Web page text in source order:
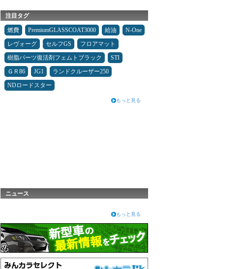
注目タグ
燃費 PremiumGLASSCOAT3000 給油
N-One
レヴォーグ
セルフGS
フロアマット
樹脂パーツ復活剤フェムトブラック
STI
ＧＲ86
JG1
ランドクルーザー250
NDロードスター
もっと見る
ニュース
もっと見る